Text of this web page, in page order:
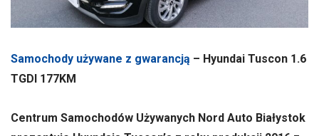
Samochody używane z gwarancją – Hyundai Tuscon 1.6
TGDI 177KM
Centrum Samochodów Używanych Nord Auto Białystok